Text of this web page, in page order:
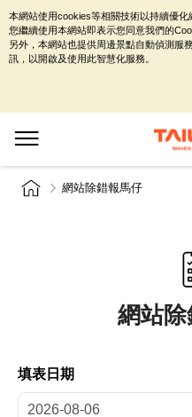
網站除錯報馬仔
網站
填表日期
本網站使用cookies等相關技術以持續優
您繼續使用本網站即表示您同意我們的
另外，本網站也提供周邊景點自動偵測服
訊，以開啟及使用此智慧化服務。